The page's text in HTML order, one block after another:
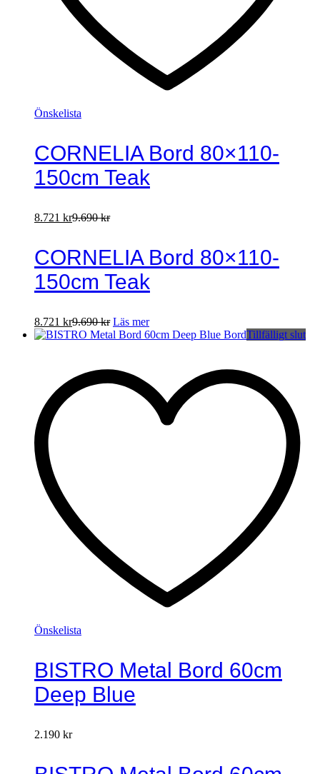
Önskelista
CORNELIA Bord 80×110-
150cm Teak
8.721 kr9.690kr
CORNELIA Bord 80×110-
150cm Teak
8.721 kr9.690kr Läs mer
Tillfälligt slut
Önskelista
BISTRO Metal Bord 60cm
Deep Blue
2.190 kr